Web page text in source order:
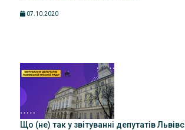
07.10.2020
Що (не) так у звітуванні депутатів